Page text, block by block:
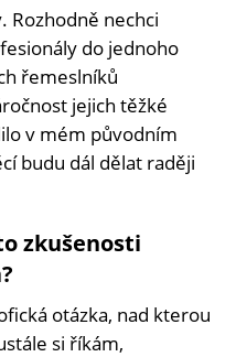
Rozhodně nechci
do jednoho
řemeslníků
jejich těžké
v mém původním
budu dál dělat raději
zkušenosti
otázka, nad kterou
si říkám,